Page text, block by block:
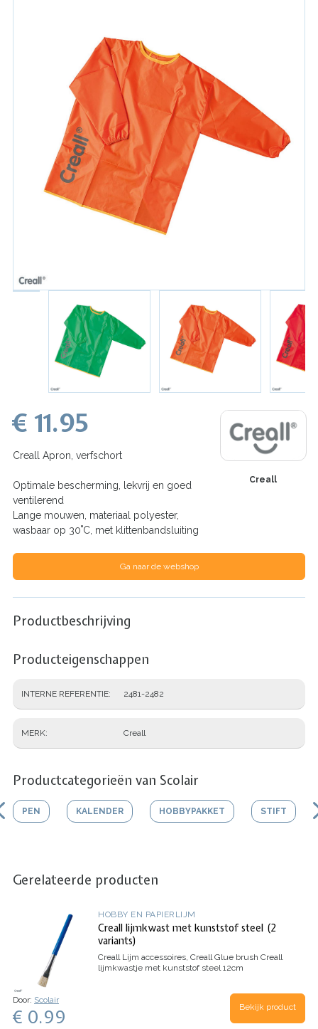
Creall
€ 11.95
Creall Apron, verfschort
Optimale bescherming, lekvrij en goed
ventilerend
Lange mouwen, materiaal polyester,
wasbaar op 30˚C, met klittenbandsluiting
Ga naar de webshop
Productbeschrijving
Producteigenschappen
INTERNE REFERENTIE 2481-2482
MERK Creall
Productcategorieën van Scolair
PEN KALENDER HOBBYPAKKET STIFT
Gerelateerde producten
HOBBY EN PAPIERLIJM
Creall lijmkwast met kunststof steel (2
variants)
Creall Lijm accessoires, Creall Glue brush Creall
lijmkwastje met kunststof steel 12cm
Door: Scolair
€ 0.99 Bekijk product